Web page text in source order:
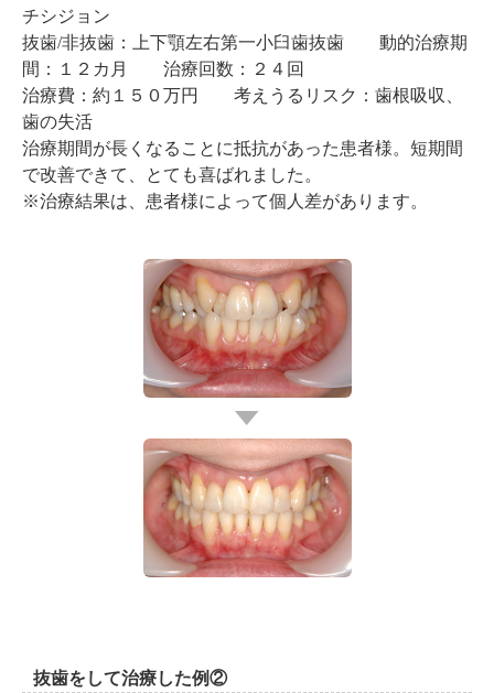
チシジョン
抜歯/非抜歯：上下顎左右第一小臼歯抜歯 動的治療期
間：１２カ月 治療回数：２４回
治療費：約１５０万円 考えうるリスク：歯根吸収、
歯の失活
治療期間が長くなることに抵抗があった患者様。短期間
で改善できて、とても喜ばれました。
※治療結果は、患者様によって個人差があります。
抜歯をして治療した例②